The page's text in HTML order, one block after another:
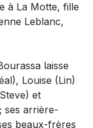
à La Motte, fille
Leblanc,
laisse
Louise (Lin)
et
ses arrière-
beaux-frères